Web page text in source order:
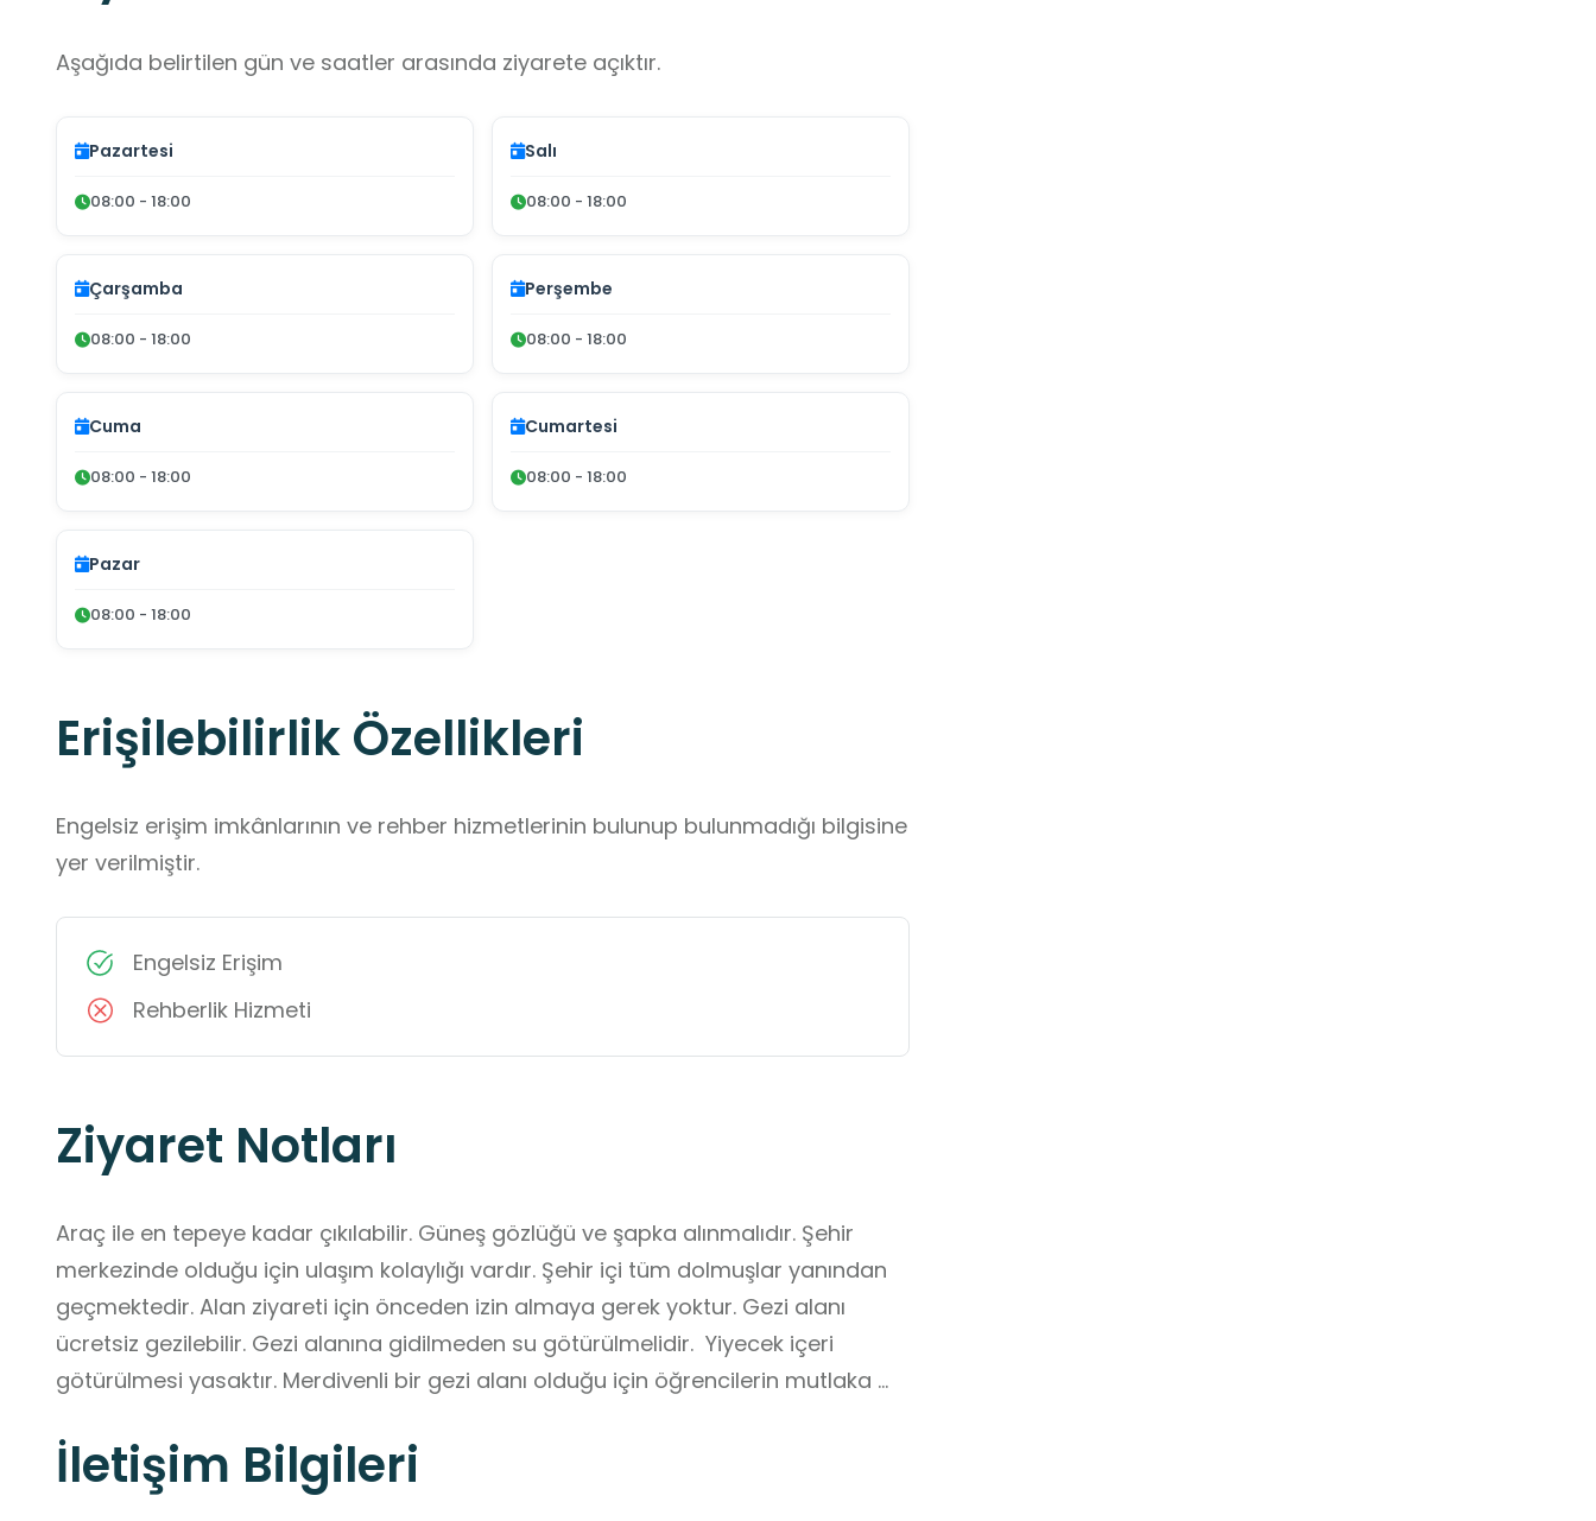
Aşağıda belirtilen gün ve saatler arasında ziyarete açıktır.
Pazartesi
08:00 - 18:00
Salı
08:00 - 18:00
Çarşamba
08:00 - 18:00
Perşembe
08:00 - 18:00
Cuma
08:00 - 18:00
Cumartesi
08:00 - 18:00
Pazar
08:00 - 18:00
Erişilebilirlik Özellikleri
Engelsiz erişim imkânlarının ve rehber hizmetlerinin bulunup bulunmadığı bilgisine
yer verilmiştir.
Engelsiz Erişim
Rehberlik Hizmeti
Ziyaret Notları
Araç ile en tepeye kadar çıkılabilir. Güneş gözlüğü ve şapka alınmalıdır. Şehir
merkezinde olduğu için ulaşım kolaylığı vardır. Şehir içi tüm dolmuşlar yanından
geçmektedir. Alan ziyareti için önceden izin almaya gerek yoktur. Gezi alanı
ücretsiz gezilebilir. Gezi alanına gidilmeden su götürülmelidir.  Yiyecek içeri
götürülmesi yasaktır. Merdivenli bir gezi alanı olduğu için öğrencilerin mutlaka
İletişim Bilgileri